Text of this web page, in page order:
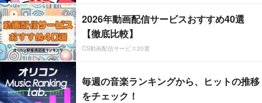
2026年動画配信サービスおすすめ40選
【徹底比較】
CS動画配信サービス20選
毎週の音楽ランキングから、ヒットの推移
をチェック！